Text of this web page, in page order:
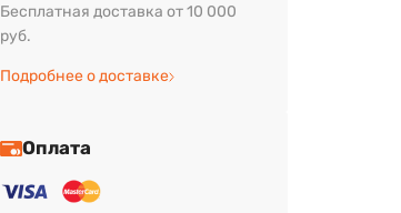
Бесплатная доставка от 10 000
руб.
Подробнее о доставке
Оплата